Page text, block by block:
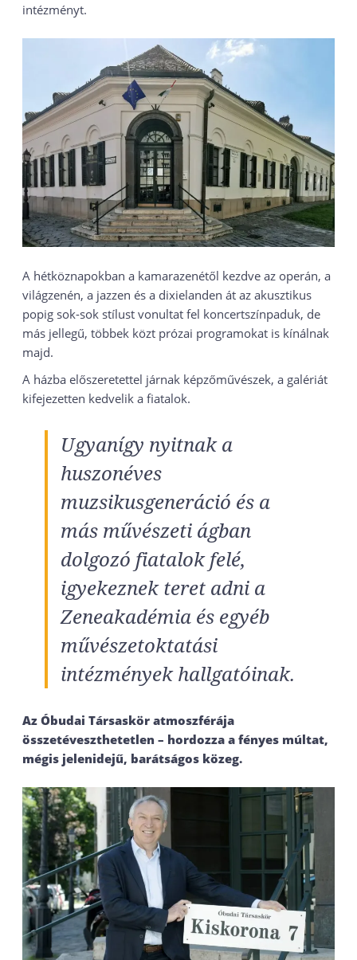
intézményt.
A hétköznapokban a kamarazenétől kezdve az operán, a
világzenén, a jazzen és a dixielanden át az akusztikus
popig sok-sok stílust vonultat fel koncertszínpaduk, de
más jellegű, többek közt prózai programokat is kínálnak
majd.
A házba előszeretettel járnak képzőművészek, a galériát
kifejezetten kedvelik a fiatalok.
Ugyanígy nyitnak a
huszonéves
muzsikusgeneráció és a
más művészeti ágban
dolgozó fiatalok felé,
igyekeznek teret adni a
Zeneakadémia és egyéb
művészetoktatási
intézmények hallgatóinak.
Az Óbudai Társaskör atmoszférája
összetéveszthetetlen – hordozza a fényes múltat,
mégis jelenidejű, barátságos közeg.